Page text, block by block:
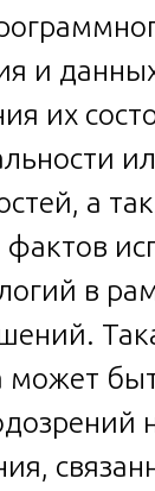
и
их
а
в
может